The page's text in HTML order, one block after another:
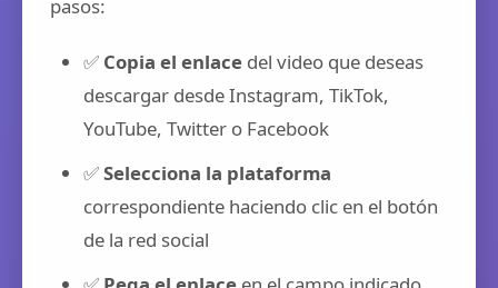
pasos:
✅ Copia el enlace del video que deseas
descargar desde Instagram, TikTok,
YouTube, Twitter o Facebook
✅Selecciona la plataforma
correspondiente haciendo clic en el botón
de la red social